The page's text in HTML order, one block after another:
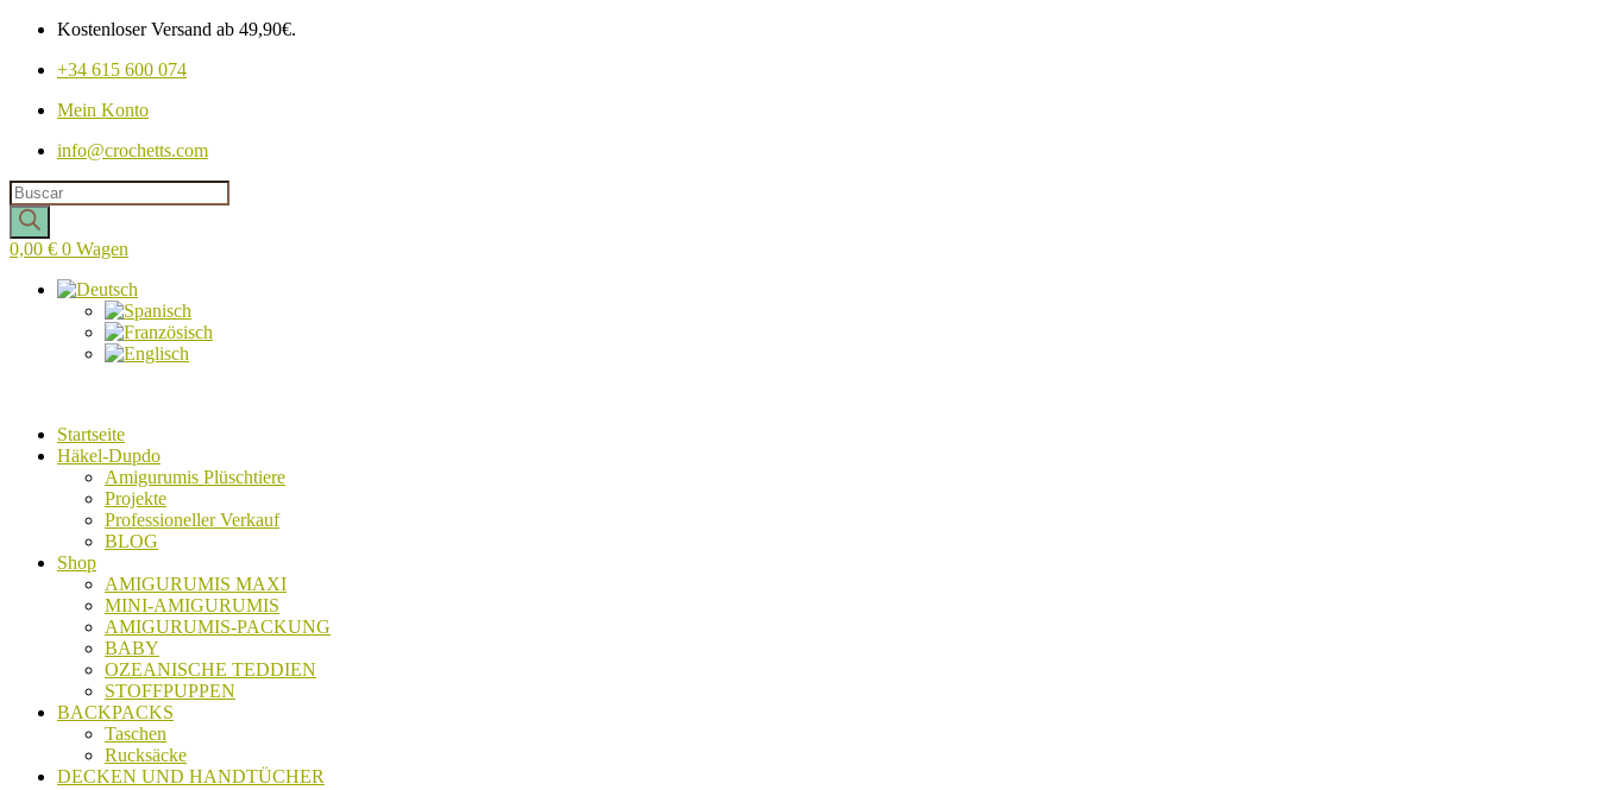
Kostenloser Versand ab 49,90€.
+34 615 600 074
Mein Konto
info@crochetts.com
Produkte
suchen
0,00 € 0 Wagen
Startseite
Häkel-Dupdo
Amigurumis Plüschtiere
Projekte
Professioneller Verkauf
BLOG
Shop
AMIGURUMIS MAXI
MINI-AMIGURUMIS
AMIGURUMIS-PACKUNG
BABY
OZEANISCHE TEDDIEN
STOFFPUPPEN
BACKPACKS
Taschen
Rucksäcke
DECKEN UND HANDTÜCHER